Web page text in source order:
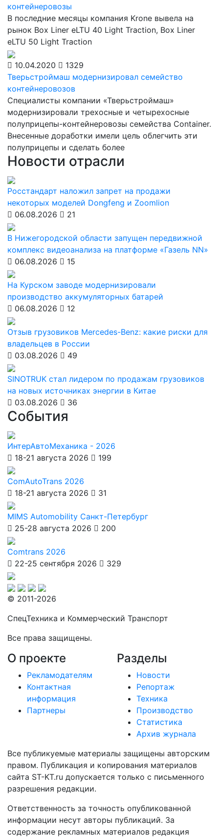
контейнеровозы
В последние месяцы компания Krone вывела на
рынок Box Liner eLTU 40 Light Traction, Box Liner
eLTU 50 Light Traction
10.04.2020
1329
Тверьстроймаш модернизировал семейство
контейнеровозов
Специалисты компании «Тверьстроймаш»
модернизировали трехосные и четырехосные
полуприцепы-контейнеровозы семейства Container.
Внесенные доработки имели цель облегчить эти
полуприцепы и сделать более
Новости отрасли
Росстандарт наложил запрет на продажи
некоторых моделей Dongfeng и Zoomlion
06.08.2026
21
В Нижегородской области запущен передвижной
комплекс видеоанализа на платформе «Газель NN»
06.08.2026
15
На Курском заводе модернизировали
производство аккумуляторных батарей
06.08.2026
12
Отзыв грузовиков Mercedes-Benz: какие риски для
владельцев в России
03.08.2026
49
SINOTRUK стал лидером по продажам грузовиков
на новых источниках энергии в Китае
03.08.2026
36
События
ИнтерАвтоМеханика - 2026
18-21 августа 2026
199
ComAutoTrans 2026
18-21 августа 2026
31
MIMS Automobility Санкт-Петербург
25-28 августа 2026
200
Comtrans 2026
22-25 сентября 2026
329
© 2011-2026
СпецТехника и Коммерческий Транспорт
Все права защищены.
О проекте
Рекламодателям
Контактная
информация
Партнеры
Разделы
Новости
Репортаж
Техника
Производство
Статистика
Архив журнала
Все публикуемые материалы защищены авторским
правом. Публикация и копирования материалов
сайта ST-KT.ru допускается только с письменного
разрешения редакции.
Ответственность за точность опубликованной
информации несут авторы публикаций. За
содержание рекламных материалов редакция